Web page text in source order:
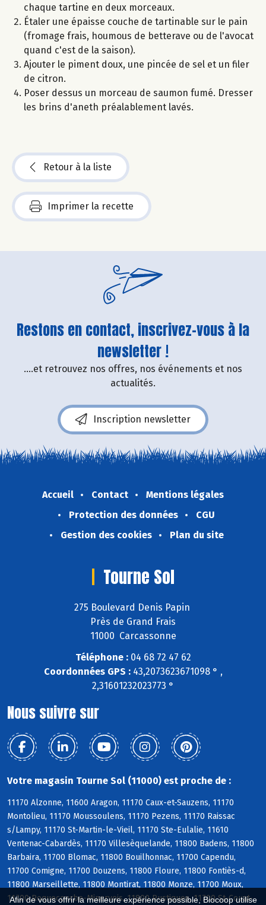
Afin de vous offrir la meilleure expérience possible, Biocoop utilise
chaque tartine en deux morceaux.
Étaler une épaisse couche de tartinable sur le pain
(fromage frais, houmous de betterave ou de l'avocat
quand c'est de la saison).
Ajouter le piment doux, une pincée de sel et un filer
de citron.
Poser dessus un morceau de saumon fumé. Dresser
les brins d'aneth préalablement lavés.
Retour à la liste
Imprimer la recette
Restons en contact, inscrivez-vous à la
newsletter !
....et retrouvez nos offres, nos événements et nos
actualités.
Inscription newsletter
Accueil Contact
Mentions légales
Protection des données
CGU
Gestion des cookies
Plan du site
Tourne Sol
275 Boulevard Denis Papin
Près de Grand Frais
11000 Carcassonne
Téléphone :04 68 72 47 62
Coordonnées GPS :43,2073623671098 ° ,
2,31601232023773 °
Nous suivre sur
Votre magasin Tourne Sol (11000) est proche de :
11170 Alzonne, 11600 Aragon, 11170 Caux-et-Sauzens, 11170
Montolieu, 11170 Moussoulens, 11170 Pezens, 11170 Raissac
s/Lampy, 11170 St-Martin-le-Vieil, 11170 Ste-Eulalie, 11610
Ventenac-Cabardès, 11170 Villesèquelande, 11800 Badens, 11800
Barbaira, 11700 Blomac, 11800 Bouilhonnac, 11700 Capendu,
11700 Comigne, 11700 Douzens, 11800 Floure, 11800 Fontiès-d,
11800 Marseillette, 11800 Montirat, 11800 Monze, 11700 Moux,
11700 Roquecourbe-Minervois, 11800 Rustiques, 11700 St-Couat-